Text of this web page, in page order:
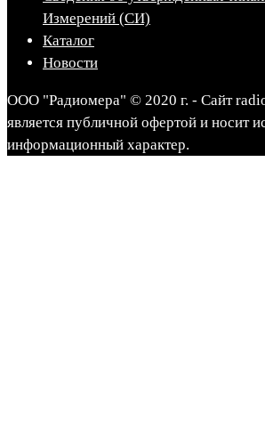
Измерений (СИ)
Каталог
Новости
ООО "Радиомера" © 2020 г. - Сайт
является публичной офертой и носит
информационный характер.